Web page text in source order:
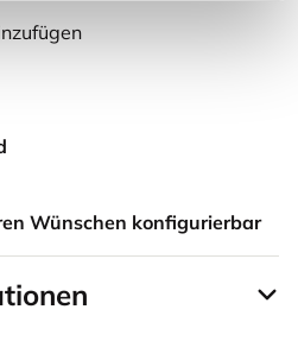
Wünschen konfigurierbar